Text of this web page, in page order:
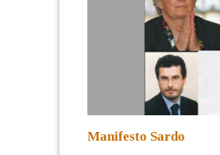
Manifesto Sardo